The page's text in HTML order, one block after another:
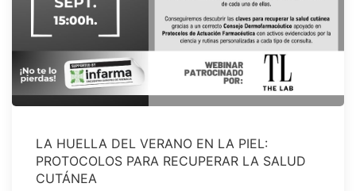
LA HUELLA DEL VERANO EN LA PIEL:
PROTOCOLOS PARA RECUPERAR LA SALUD
CUTÁNEA